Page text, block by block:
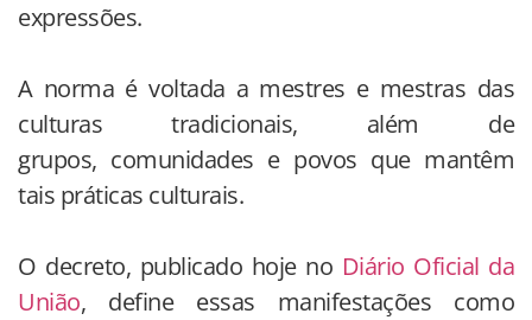
expressões.
A norma é voltada a mestres e mestras das
culturas tradicionais, além de
grupos, comunidades e povos que mantêm
tais práticas culturais.
O decreto, publicado hoje no Diário Oficial da
União, define essas manifestações como